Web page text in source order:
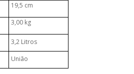
19,5 cm
3,00 kg
3,2 Litros
União